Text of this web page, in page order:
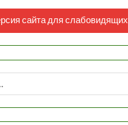
сайта для слабовидящих